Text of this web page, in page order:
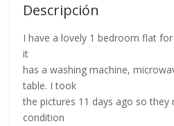
Descripción
I have a lovely 1 bedroom flat
it
has a washing machine,
table. I took
the pictures 11 days ago so
condition